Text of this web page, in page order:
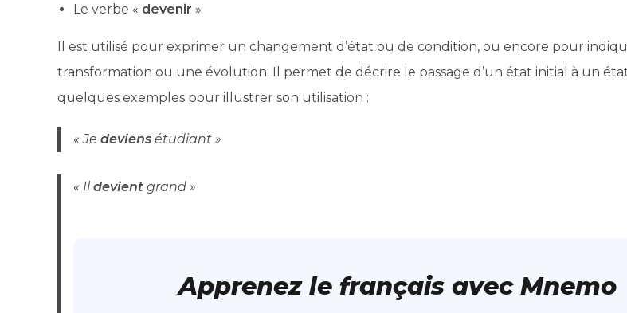
Le verbe « devenir »
Il est utilisé pour exprimer un changement d’état ou de condition, ou encore pour
transformation ou une évolution. Il permet de décrire le passage d’un état initial à un
quelques exemples pour illustrer son utilisation :
« Je deviens étudiant »
« Ildevient grand »
Apprenez le français avec Mnemo